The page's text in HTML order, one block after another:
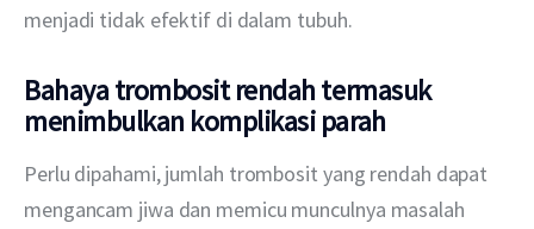
menjadi tidak efektif di dalam tubuh.
Bahaya trombosit rendah termasuk
menimbulkan komplikasi parah
Perlu dipahami, jumlah trombosit yang rendah dapat
mengancam jiwa dan memicu munculnya masalah